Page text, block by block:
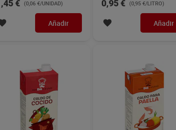
€ (0,06 €/UNIDAD)
Añadir
0,95 € (0,95 €/LITRO)
Añadir